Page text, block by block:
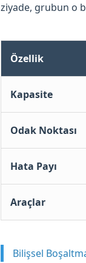
ziyade, grubun o
Özellik
Kapasite
Odak Noktası
Hata Payı
Araçlar
Bilişsel